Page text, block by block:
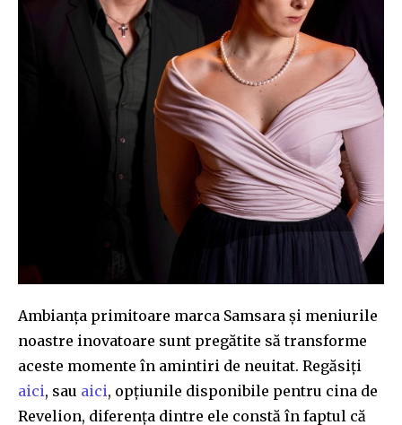
32,111 32,214
Cititori
11,243
Cititori
Ambianța primitoare marca Samsara și meniurile
noastre inovatoare sunt pregătite să transforme
aceste momente în amintiri de neuitat. Regăsiți
aici, sau aici, opțiunile disponibile pentru cina de
Revelion, diferența dintre ele constă în faptul că